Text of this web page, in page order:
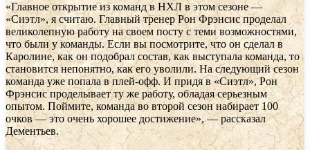
«Главное открытие из команд в НХЛ в этом сезоне —
«Сиэтл», я считаю. Главный тренер Рон Фрэнсис проделал
великолепную работу на своем посту с теми возможностями,
что были у команды. Если вы посмотрите, что он сделал в
Каролине, как он подобрал состав, как выступала команда, то
становится непонятно, как его уволили. На следующий сезон
команда уже попала в плей-офф. И придя в «Сиэтл», Рон
Фрэнсис проделывает ту же работу, обладая серьезным
опытом. Поймите, команда во второй сезон набирает 100
очков — это очень хорошее достижение», — рассказал
Дементьев.